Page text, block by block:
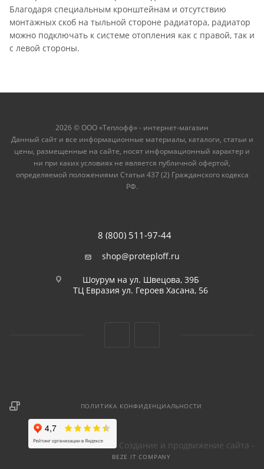
Благодаря специальным кронштейнам и отсутствию
монтажных скоб на тыльной стороне радиатора, радиатор
можно подключать к системе отопления как с правой, так и
с левой стороны.
2026 © ООО «Теплофф» - интернет-магазин
Данный сайт и все информационные материалы, каталоги, статьи и
цены, размещенные на сайте, носят информационный характер и
ни при каких условиях не является публичной офертой,
определяемой положениями Статьи 437 (2) Гражданского кодекса
РФ.
8 (800) 511-97-44
shop@proteploff.ru
Шоурум на ул. Швецова, 39Б
ТЦ Евразия ул. Героев Хасана, 56
ПОЛИТИКА КОНФИДЕНЦИАЛЬНОСТИ
Создание и продвижение сайта -
BEZE IT COMPANY